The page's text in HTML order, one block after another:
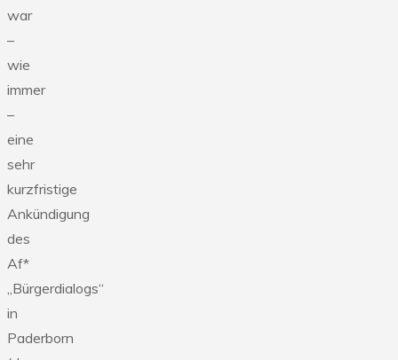
war
–
wie
immer
–
eine
sehr
kurzfristige
Ankündigung
des
Af*
„Bürgerdialogs“
in
Paderborn